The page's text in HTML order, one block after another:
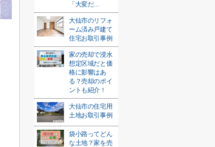
「大変だ...
大仙市のリフォ
ーム済み戸建て
住宅お取引事例
家の売却で浸水
想定区域だと価
格に影響はあ
る？売却のポイ
ントも紹介！
大仙市の住宅用
土地お取引事例
袋小路ってどん
な土地？家を売